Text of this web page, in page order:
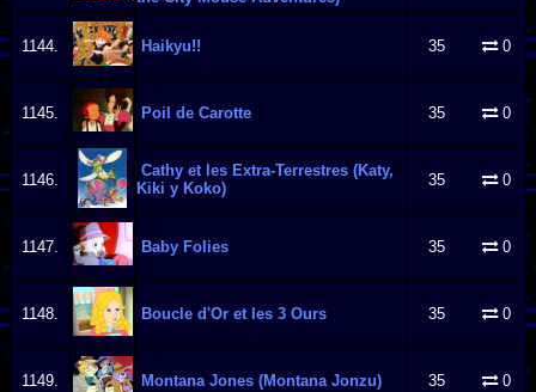
1144. Haikyu!! 35 0
1145. Poil de Carotte 35 0
1146.
Cathy et les Extra-Terrestres (Katy,
Kiki y Koko)
35 0
1147. Baby Folies 35 0
1148. Boucle d'Or et les 3 Ours 35 0
1149. Montana Jones (Montana Jonzu) 35 0